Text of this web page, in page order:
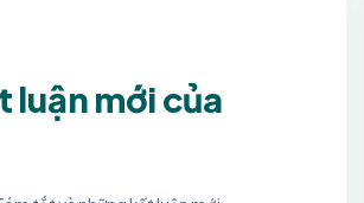
luận mới của